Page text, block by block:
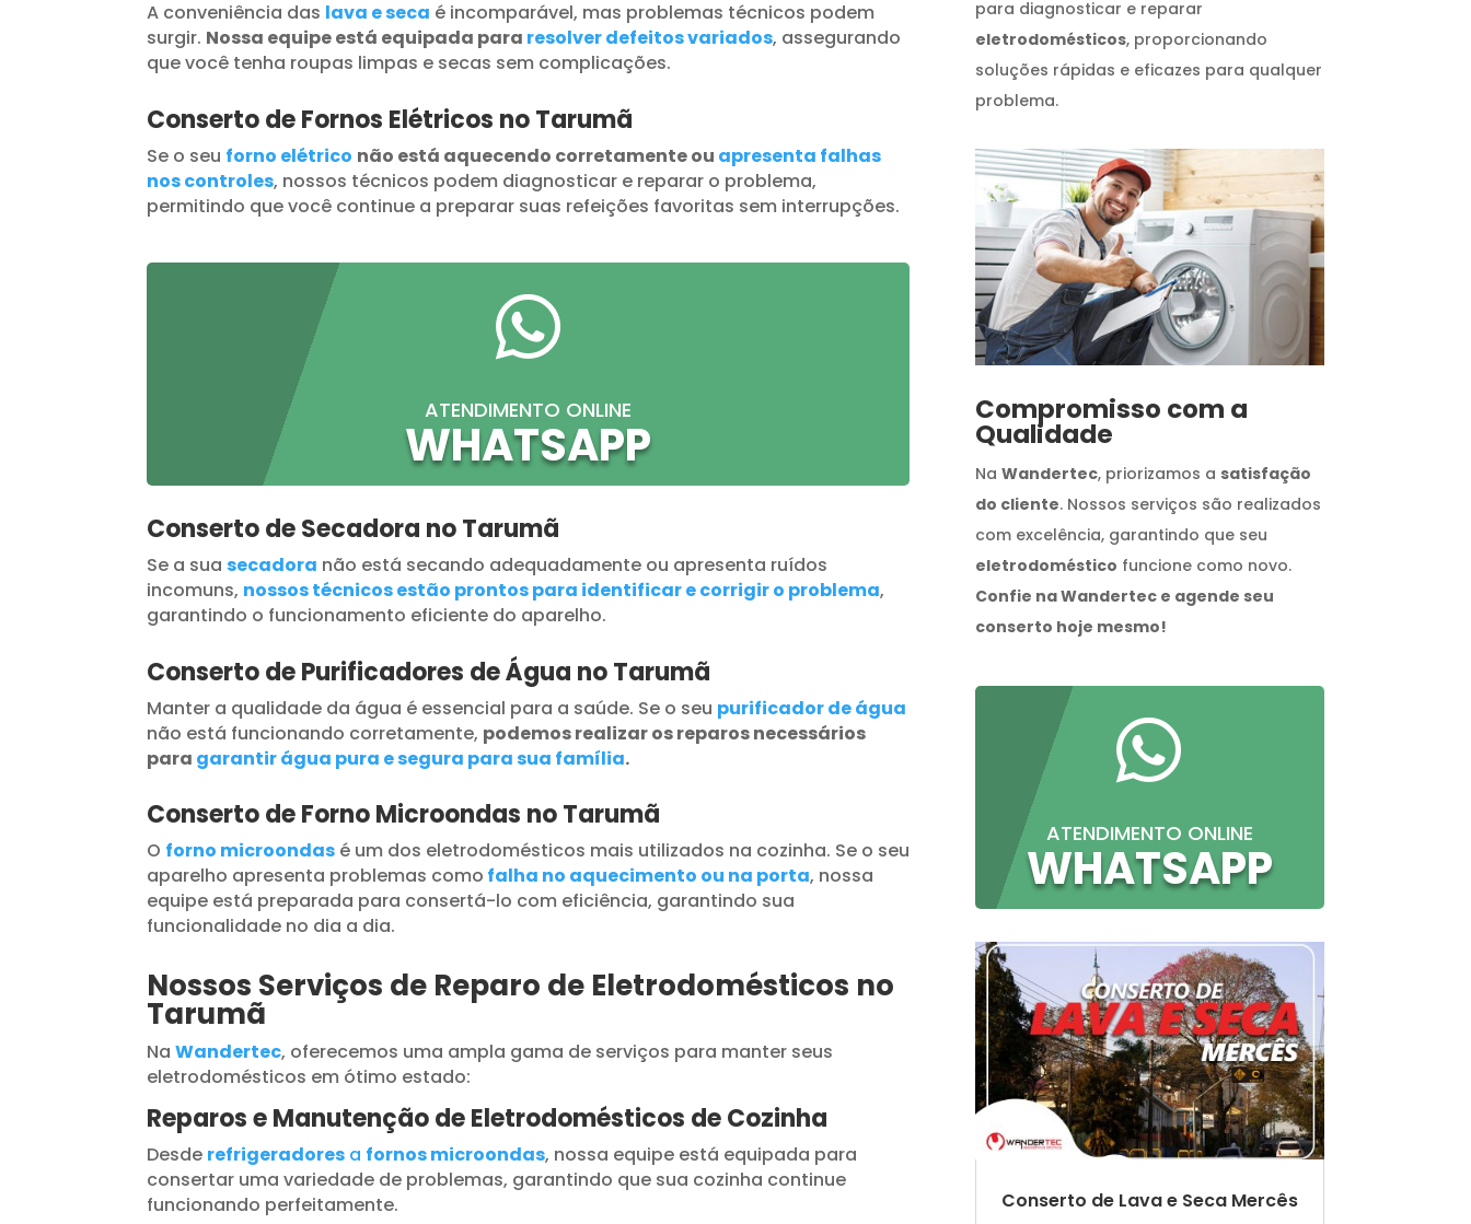
A conveniência das lava e seca é incomparável, mas problemas técnicos podem
surgir. Nossa equipe está equipada para resolver defeitos variados, assegurando
que você tenha roupas limpas e secas sem complicações.
Conserto de Fornos Elétricos no Tarumã
Se o seu forno elétrico não está aquecendo corretamente ou apresenta falhas
nos controles, nossos técnicos podem diagnosticar e reparar o problema,
permitindo que você continue a preparar suas refeições favoritas sem interrupções.

ATENDIMENTO ONLINE
WHATSAPP
Conserto de Secadora no Tarumã
Se a suasecadora não está secando adequadamente ou apresenta ruídos
incomuns, nossos técnicos estão prontos para identificar e corrigir o problema,
garantindo o funcionamento eficiente do aparelho.
Conserto de Purificadores de Água no Tarumã
Manter a qualidade da água é essencial para a saúde. Se o seu purificador de água
não está funcionando corretamente, podemos realizar os reparos necessários
para garantir água pura e segura para sua família.
Conserto de Forno Microondas no Tarumã
O forno microondas é um dos eletrodomésticos mais utilizados na cozinha. Se o seu
aparelho apresenta problemas como falha no aquecimento ou na porta, nossa
equipe está preparada para consertá-lo com eficiência, garantindo sua
funcionalidade no dia a dia.
Nossos Serviços de Reparo de Eletrodomésticos no
Tarumã
NaWandertec, oferecemos uma ampla gama de serviços para manter seus
eletrodomésticos em ótimo estado:
Reparos e Manutenção de Eletrodomésticos de Cozinha
Desde refrigeradores a fornos microondas, nossa equipe está equipada para
consertar uma variedade de problemas, garantindo que sua cozinha continue
funcionando perfeitamente.
para diagnosticar e reparar
eletrodomésticos, proporcionando
soluções rápidas e eficazes para qualquer
problema.
Compromisso com a
Qualidade
Na Wandertec, priorizamos a satisfação
do cliente. Nossos serviços são realizados
com excelência, garantindo que seu
eletrodoméstico funcione como novo.
Confie na Wandertec e agende seu
conserto hoje mesmo!

ATENDIMENTO ONLINE
WHATSAPP
Conserto de Lava e Seca Mercês